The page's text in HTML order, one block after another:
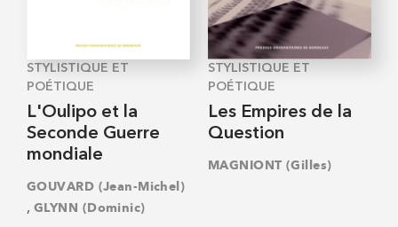
STYLISTIQUE ET
POÉTIQUE
L'Oulipo et la
Seconde Guerre
mondiale
GOUVARD (Jean-Michel)
, GLYNN (Dominic)
STYLISTIQUE ET
POÉTIQUE
Les Empires de la
Question
MAGNIONT (Gilles)